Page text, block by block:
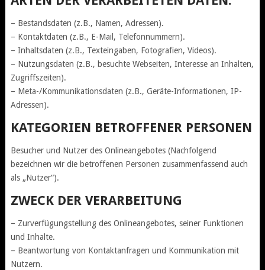
– Bestandsdaten (z.B., Namen, Adressen).
– Kontaktdaten (z.B., E-Mail, Telefonnummern).
– Inhaltsdaten (z.B., Texteingaben, Fotografien, Videos).
– Nutzungsdaten (z.B., besuchte Webseiten, Interesse an Inhalten,
Zugriffszeiten).
– Meta-/Kommunikationsdaten (z.B., Geräte-Informationen, IP-
Adressen).
KATEGORIEN BETROFFENER PERSONEN
Besucher und Nutzer des Onlineangebotes (Nachfolgend
bezeichnen wir die betroffenen Personen zusammenfassend auch
als „Nutzer“).
ZWECK DER VERARBEITUNG
– Zurverfügungstellung des Onlineangebotes, seiner Funktionen
und Inhalte.
– Beantwortung von Kontaktanfragen und Kommunikation mit
Nutzern.